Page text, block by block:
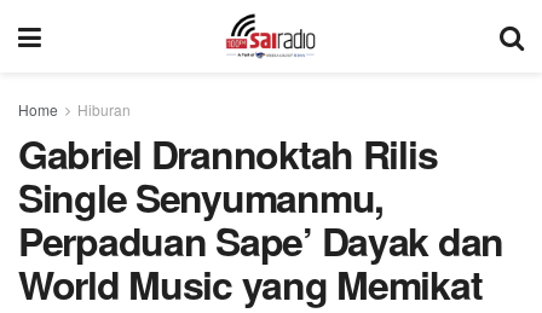
Home Hiburan
Gabriel Drannoktah Rilis
Single Senyumanmu,
Perpaduan Sape’ Dayak dan
World Music yang Memikat